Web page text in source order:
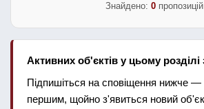
Знайдено: 0 пропозицій
Активних об'єктів у цьому розділі
Підпишіться на сповіщення нижче —
першим, щойно з'явиться новий